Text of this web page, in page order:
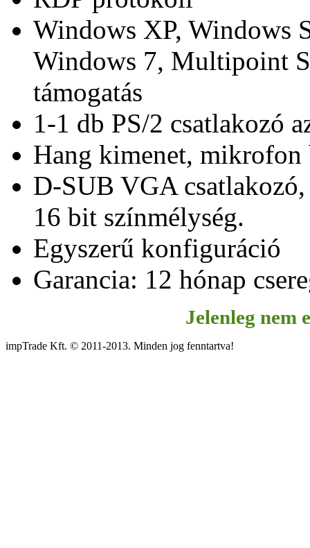
Windows XP, Windows
Windows 7, Multipoint
támogatás
1-1 db PS/2 csatlakozó
Hang kimenet, mikrofon
D-SUB VGA
16 bit színmélység.
Egyszerű konfiguráció
Garancia: 12 hónap
Jelenleg nem
impTrade Kft. © 2011-2013. Minden jog fenntartva!